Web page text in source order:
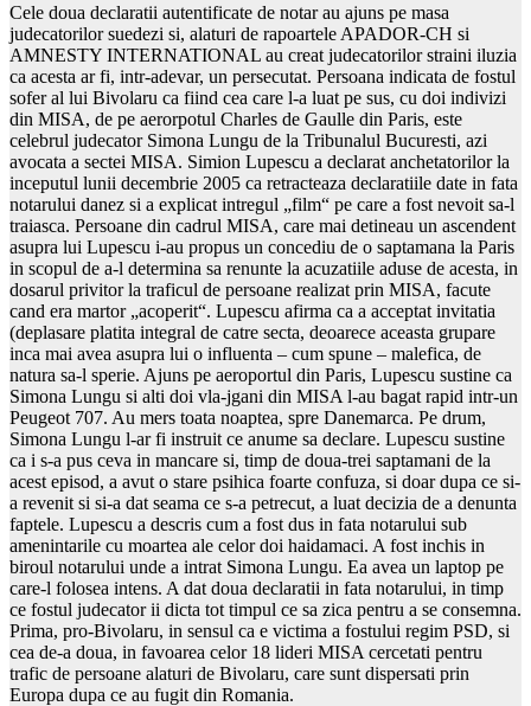
Cele doua declaratii autentificate de notar au ajuns pe masa
judecatorilor suedezi si, alaturi de rapoartele APADOR-CH si
AMNESTY INTERNATIONAL au creat judecatorilor straini iluzia
ca acesta ar fi, intr-adevar, un persecutat. Persoana indicata de fostul
sofer al lui Bivolaru ca fiind cea care l-a luat pe sus, cu doi indivizi
din MISA, de pe aerorpotul Charles de Gaulle din Paris, este
celebrul judecator Simona Lungu de la Tribunalul Bucuresti, azi
avocata a sectei MISA. Simion Lupescu a declarat anchetatorilor la
inceputul lunii decembrie 2005 ca retracteaza declaratiile date in fata
notarului danez si a explicat intregul „film“ pe care a fost nevoit sa-l
traiasca. Persoane din cadrul MISA, care mai detineau un ascendent
asupra lui Lupescu i-au propus un concediu de o saptamana la Paris
in scopul de a-l determina sa renunte la acuzatiile aduse de acesta, in
dosarul privitor la traficul de persoane realizat prin MISA, facute
cand era martor „acoperit“. Lupescu afirma ca a acceptat invitatia
(deplasare platita integral de catre secta, deoarece aceasta grupare
inca mai avea asupra lui o influenta – cum spune – malefica, de
natura sa-l sperie. Ajuns pe aeroportul din Paris, Lupescu sustine ca
Simona Lungu si alti doi vla-jgani din MISA l-au bagat rapid intr-un
Peugeot 707. Au mers toata noaptea, spre Danemarca. Pe drum,
Simona Lungu l-ar fi instruit ce anume sa declare. Lupescu sustine
ca i s-a pus ceva in mancare si, timp de doua-trei saptamani de la
acest episod, a avut o stare psihica foarte confuza, si doar dupa ce si-
a revenit si si-a dat seama ce s-a petrecut, a luat decizia de a denunta
faptele. Lupescu a descris cum a fost dus in fata notarului sub
amenintarile cu moartea ale celor doi haidamaci. A fost inchis in
biroul notarului unde a intrat Simona Lungu. Ea avea un laptop pe
care-l folosea intens. A dat doua declaratii in fata notarului, in timp
ce fostul judecator ii dicta tot timpul ce sa zica pentru a se consemna.
Prima, pro-Bivolaru, in sensul ca e victima a fostului regim PSD, si
cea de-a doua, in favoarea celor 18 lideri MISA cercetati pentru
trafic de persoane alaturi de Bivolaru, care sunt dispersati prin
Europa dupa ce au fugit din Romania.